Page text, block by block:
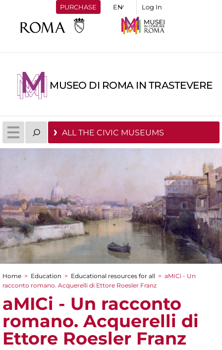
PURCHASE Log In
MUSEO DI ROMA IN TRASTEVERE
ALL THE CIVIC MUSEUMS
You are here
Home > Education > Educational resources for all > aMICi - Un
racconto romano. Acquerelli di Ettore Roesler Franz
aMICi - Un racconto
romano. Acquerelli di
Ettore Roesler Franz